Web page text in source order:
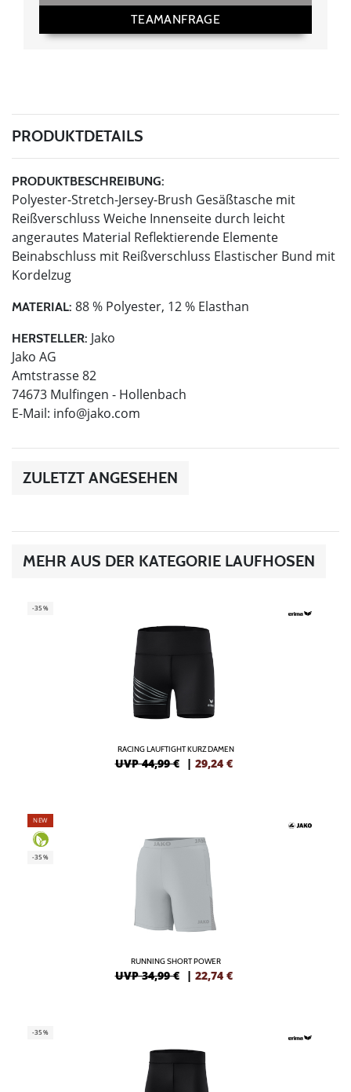
TEAMANFRAGE
PRODUKTDETAILS
PRODUKTBESCHREIBUNG:
Polyester-Stretch-Jersey-Brush Gesäßtasche mit
Reißverschluss Weiche Innenseite durch leicht
angerautes Material Reflektierende Elemente
Beinabschluss mit Reißverschluss Elastischer Bund mit
Kordelzug
MATERIAL: 88 % Polyester, 12 % Elasthan
HERSTELLER: Jako
Jako AG
Amtstrasse 82
74673 Mulfingen - Hollenbach
E-Mail: info@jako.com
ZULETZT ANGESEHEN
MEHR AUS DER KATEGORIE LAUFHOSEN
-35%
RACING LAUFTIGHT KURZ DAMEN
UVP 44,99 € | 29,24 €
NEW
-35%
RUNNING SHORT POWER
UVP 34,99 € | 22,74 €
-35%